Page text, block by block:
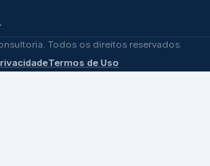
Todos os direitos reservados.
Termos de Uso